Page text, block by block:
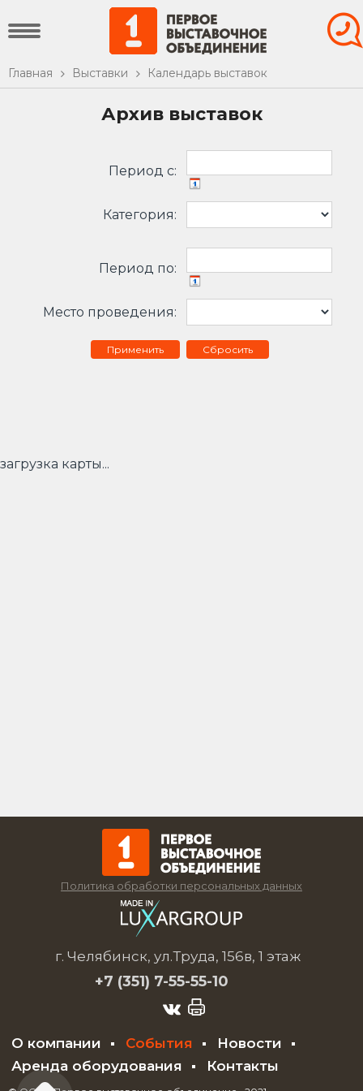
Главная Выставки Календарь выставок
Архив выставок
Период c:
Категория:
Период по:
Место проведения:
Сбросить
загрузка карты...
Политика обработки персональных данных
г. Челябинск, ул.Труда, 156в, 1 этаж
+7 (351) 7-55-55-10
О компании События
Новости
Аренда оборудования
Контакты